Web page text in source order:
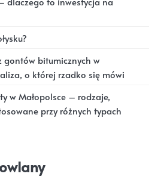
gontów bitumicznych w
o której rzadko się mówi
w Małopolsce – rodzaje,
przy różnych typach